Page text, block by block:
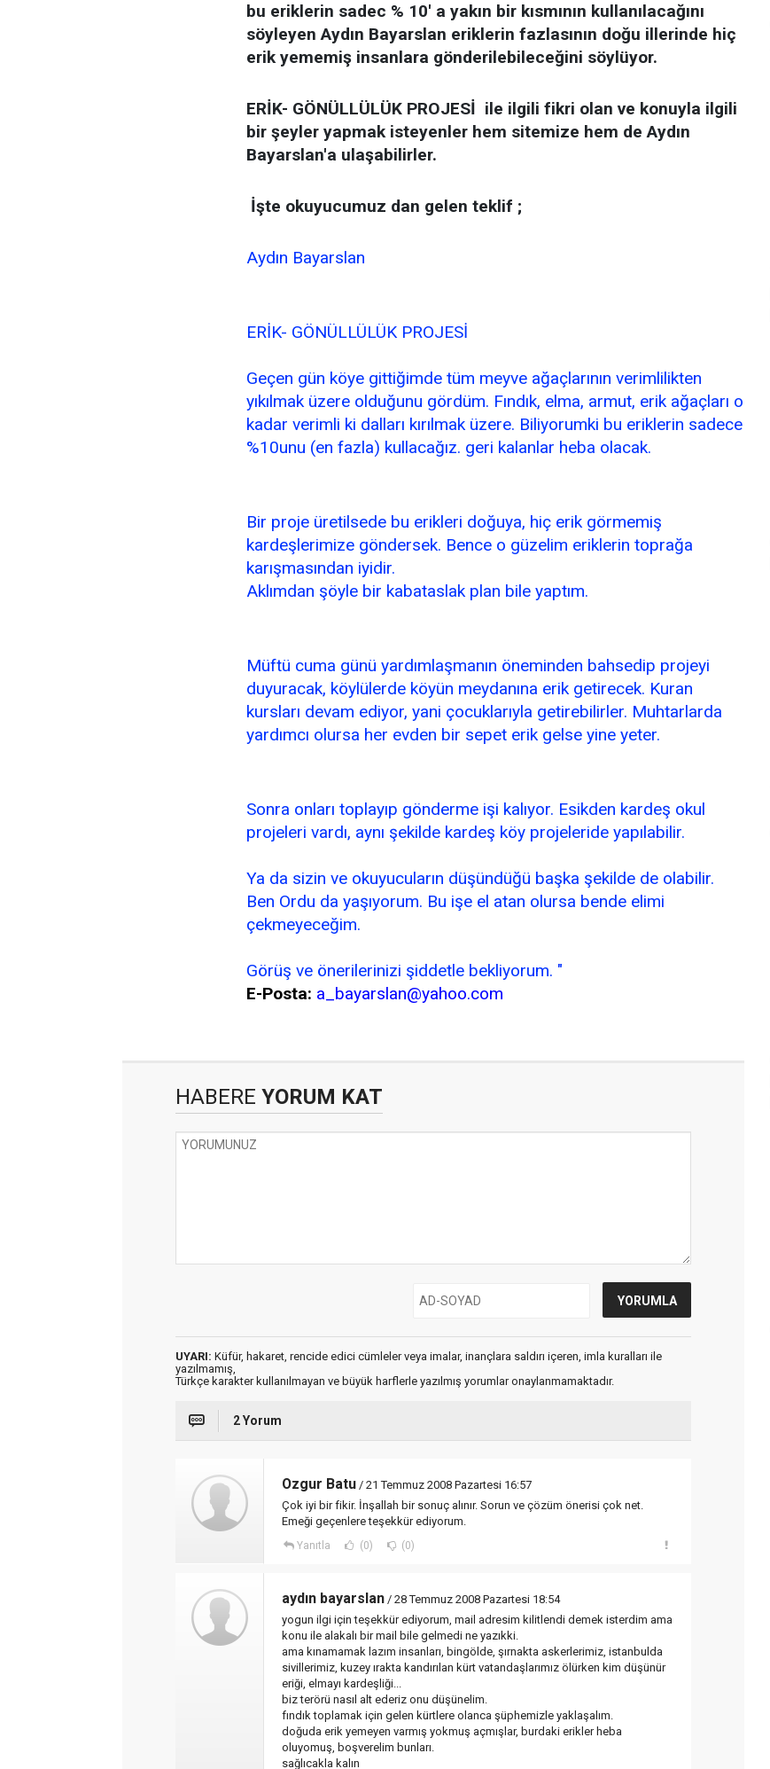
bu eriklerin sadec % 10' a yakın bir kısmının kullanılacağını
söyleyen Aydın Bayarslan eriklerin fazlasının doğu illerinde hiç
erik yememiş insanlara gönderilebileceğini söylüyor.
ERİK- GÖNÜLLÜLÜK PROJESİ ile ilgili fikri olan ve konuyla ilgili
bir şeyler yapmak isteyenler hem sitemize hem de Aydın
Bayarslan'a ulaşabilirler.
İşte okuyucumuz dan gelen teklif ;
Aydın Bayarslan
ERİK- GÖNÜLLÜLÜK PROJESİ
Geçen gün köye gittiğimde tüm meyve ağaçlarının verimlilikten
yıkılmak üzere olduğunu gördüm. Fındık, elma, armut, erik ağaçları o
kadar verimli ki dalları kırılmak üzere. Biliyorumki bu eriklerin sadece
%10unu (en fazla) kullacağız. geri kalanlar heba olacak.
Bir proje üretilsede bu erikleri doğuya, hiç erik görmemiş
kardeşlerimize göndersek. Bence o güzelim eriklerin toprağa
karışmasından iyidir.
Aklımdan şöyle bir kabataslak plan bile yaptım.
Müftü cuma günü yardımlaşmanın öneminden bahsedip projeyi
duyuracak, köylülerde köyün meydanına erik getirecek. Kuran
kursları devam ediyor, yani çocuklarıyla getirebilirler. Muhtarlarda
yardımcı olursa her evden bir sepet erik gelse yine yeter.
Sonra onları toplayıp gönderme işi kalıyor. Esikden kardeş okul
projeleri vardı, aynı şekilde kardeş köy projeleride yapılabilir.
Ya da sizin ve okuyucuların düşündüğü başka şekilde de olabilir.
Ben Ordu da yaşıyorum. Bu işe el atan olursa bende elimi
çekmeyeceğim.
Görüş ve önerilerinizi şiddetle bekliyorum. "
E-Posta: a_bayarslan@yahoo.com
HABERE YORUM KAT
UYARI: Küfür, hakaret, rencide edici cümleler veya imalar, inançlara saldırı içeren, imla kuralları ile
yazılmamış,
Türkçe karakter kullanılmayan ve büyük harflerle yazılmış yorumlar onaylanmamaktadır.
2 Yorum
Ozgur Batu / 21 Temmuz 2008 Pazartesi 16:57
Çok iyi bir fikir. İnşallah bir sonuç alınır. Sorun ve çözüm önerisi çok net.
Emeği geçenlere teşekkür ediyorum.
Yanıtla (0) (0)
aydın bayarslan / 28 Temmuz 2008 Pazartesi 18:54
yogun ilgi için teşekkür ediyorum, mail adresim kilitlendi demek isterdim ama
konu ile alakalı bir mail bile gelmedi ne yazıkki.
ama kınamamak lazım insanları, bingölde, şırnakta askerlerimiz, istanbulda
sivillerimiz, kuzey ırakta kandırılan kürt vatandaşlarımız ölürken kim düşünür
eriği, elmayı kardeşliği...
biz terörü nasıl alt ederiz onu düşünelim.
fındık toplamak için gelen kürtlere olanca şüphemizle yaklaşalım.
doğuda erik yemeyen varmış yokmuş açmışlar, burdaki erikler heba
oluyomuş, boşverelim bunları.
sağlıcakla kalın